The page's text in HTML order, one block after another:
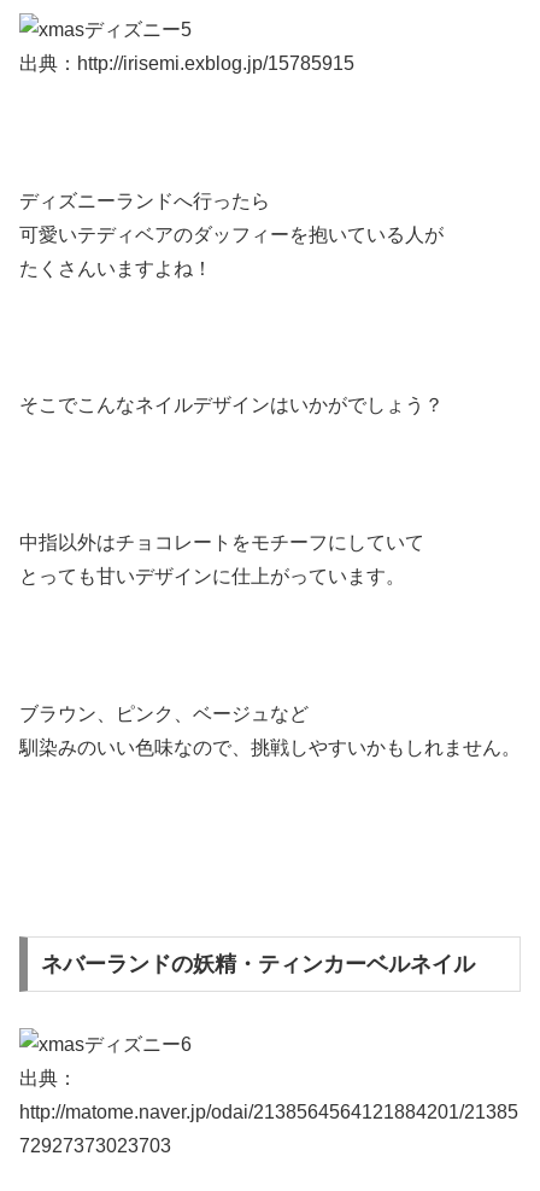
出典：http://irisemi.exblog.jp/15785915
ディズニーランドへ行ったら
可愛いテディベアのダッフィーを抱いている人が
たくさんいますよね！
そこでこんなネイルデザインはいかがでしょう？
中指以外はチョコレートをモチーフにしていて
とっても甘いデザインに仕上がっています。
ブラウン、ピンク、ベージュなど
馴染みのいい色味なので、挑戦しやすいかもしれません。
ネバーランドの妖精・ティンカーベルネイル
出典：
http://matome.naver.jp/odai/2138564564121884201/21385
72927373023703